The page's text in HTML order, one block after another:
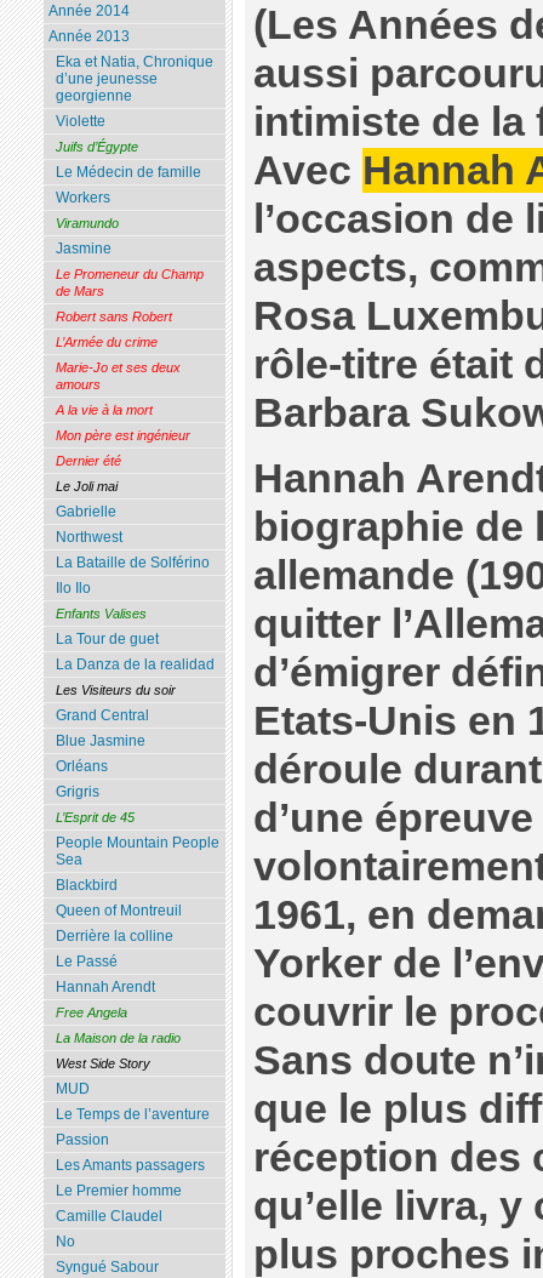
(Les Années
aussi
intimiste de la
Avec Hannah
l’occasion de
aspects,
Rosa
rôle-titre était
Barbara
Hannah
biographie
allemande
quitter
d’émigrer
Etats-Unis en
déroule
d’une
1961, en
Yorker de
couvrir le
Sans doute
que le plus
réception des
qu’elle livra,
plus proches
Année 2014
Année 2013
Eka et Natia, Chronique
d’une jeunesse
georgienne
Violette
Juifs d’Égypte
Le Médecin de famille
Workers
Viramundo
Jasmine
Le Promeneur du Champ
de Mars
Robert sans Robert
L’Armée du crime
Marie-Jo et ses deux
amours
A la vie à la mort
Mon père est ingénieur
Dernier été
Le Joli mai
Gabrielle
Northwest
La Bataille de Solférino
Ilo Ilo
Enfants Valises
La Tour de guet
La Danza de la realidad
Les Visiteurs du soir
Grand Central
Blue Jasmine
Orléans
Grigris
L’Esprit de 45
People Mountain People
Sea
Blackbird
Queen of Montreuil
Derrière la colline
Le Passé
Hannah Arendt
Free Angela
La Maison de la radio
West Side Story
MUD
Le Temps de l’aventure
Passion
Les Amants passagers
Le Premier homme
Camille Claudel
No
Syngué Sabour